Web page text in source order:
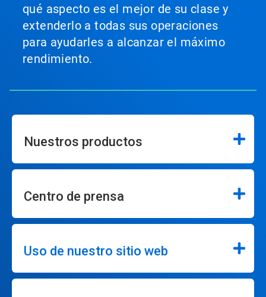
qué aspecto es el mejor de su clase y
extenderlo a todas sus operaciones
para ayudarles a alcanzar el máximo
rendimiento.
Nuestros productos
Centro de prensa
Uso de nuestro sitio web